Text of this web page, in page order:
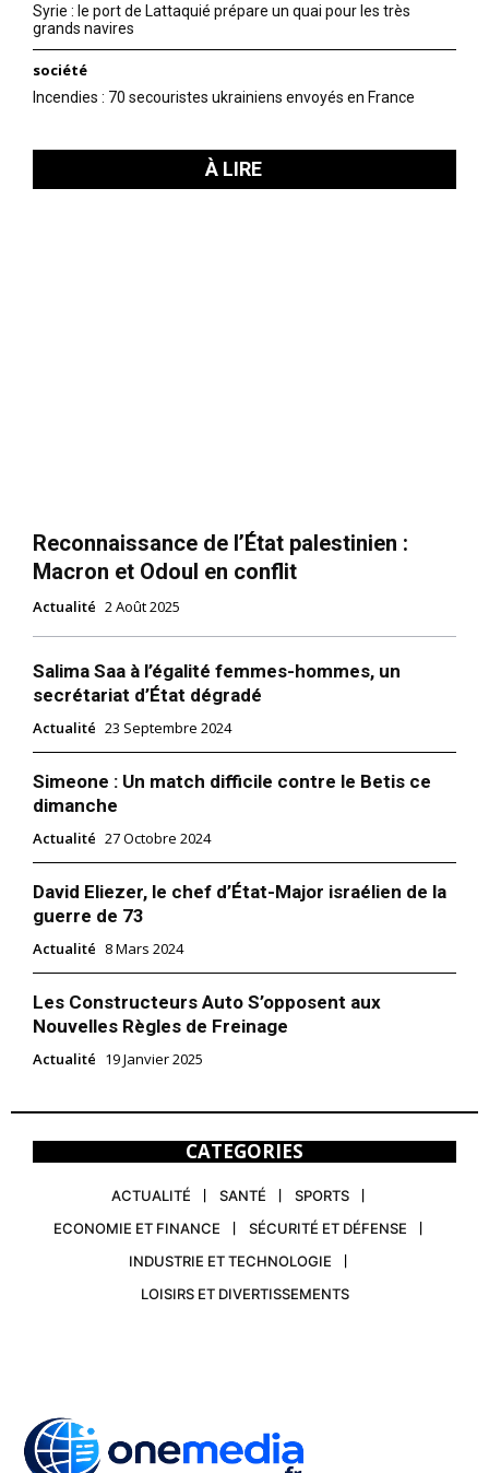
Syrie : le port de Lattaquié prépare un quai pour les très
grands navires
société
Incendies : 70 secouristes ukrainiens envoyés en France
À LIRE
Reconnaissance de l’État palestinien :
Macron et Odoul en conflit
Actualité 2 Août 2025
Salima Saa à l’égalité femmes-hommes, un
secrétariat d’État dégradé
Actualité 23 Septembre 2024
Simeone : Un match difficile contre le Betis ce
dimanche
Actualité 27 Octobre 2024
David Eliezer, le chef d’État-Major israélien de la
guerre de 73
Actualité 8 Mars 2024
Les Constructeurs Auto S’opposent aux
Nouvelles Règles de Freinage
Actualité 19 Janvier 2025
CATEGORIES
ACTUALITÉ SANTÉ
SPORTS
ECONOMIE ET FINANCE
SÉCURITÉ ET DÉFENSE
INDUSTRIE ET TECHNOLOGIE
LOISIRS ET DIVERTISSEMENTS